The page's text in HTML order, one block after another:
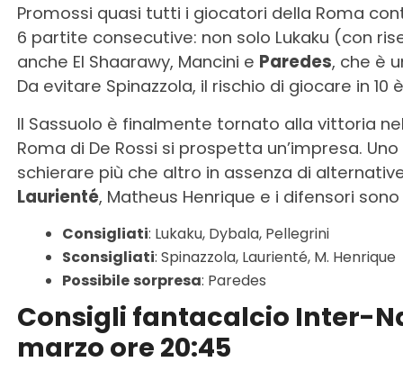
Promossi quasi tutti i giocatori della Roma
6 partite consecutive: non solo Lukaku (con
anche El Shaarawy, Mancini e Paredes, che è
Da evitare Spinazzola, il rischio di giocare in 10
Il Sassuolo è finalmente tornato alla vittoria
Roma di De Rossi si prospetta un’impresa.
schierare più che altro in assenza di
Laurienté, Matheus Henrique e i difensori
Consigliati: Lukaku, Dybala, Pellegrini
Sconsigliati: Spinazzola, Laurienté, M. Henrique
Possibile sorpresa: Paredes
Consigli fantacalcio Inter-
marzo ore 20:45